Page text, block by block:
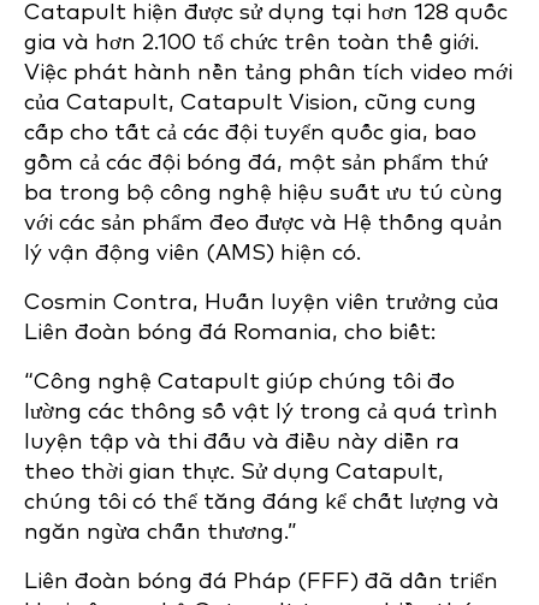
Catapult hiện được sử dụng tại hơn 128 quốc
gia và hơn 2.100 tổ chức trên toàn thế giới.
Việc phát hành nền tảng phân tích video mới
của Catapult, Catapult Vision, cũng cung
cấp cho tất cả các đội tuyển quốc gia, bao
gồm cả các đội bóng đá, một sản phẩm thứ
ba trong bộ công nghệ hiệu suất ưu tú cùng
với các sản phẩm đeo được và Hệ thống quản
lý vận động viên (AMS) hiện có.
Cosmin Contra, Huấn luyện viên trưởng của
Liên đoàn bóng đá Romania, cho biết:
“Công nghệ Catapult giúp chúng tôi đo
lường các thông số vật lý trong cả quá trình
luyện tập và thi đấu và điều này diễn ra
theo thời gian thực. Sử dụng Catapult,
chúng tôi có thể tăng đáng kể chất lượng và
ngăn ngừa chấn thương.”
Liên đoàn bóng đá Pháp (FFF) đã dần triển